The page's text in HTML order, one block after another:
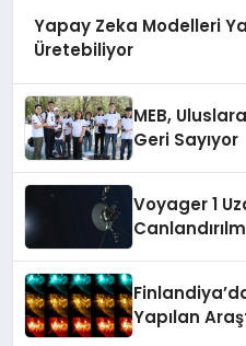
Yapay Zeka Modelleri
Üretebiliyor
MEB,
Geri Sayıyor
Voyager 1
Yapılan